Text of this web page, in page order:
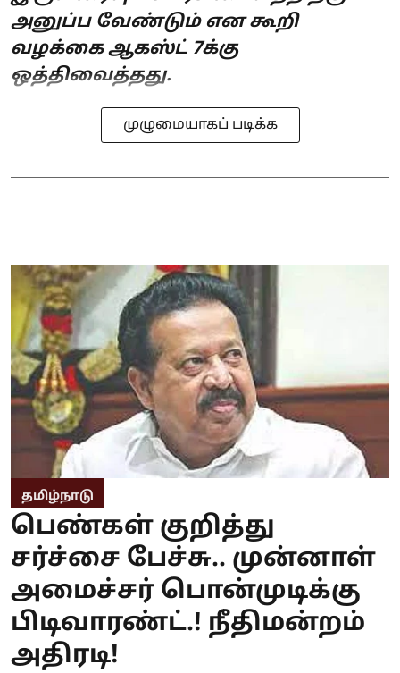
அனுப்ப வேண்டும் என கூறி
வழக்கை ஆகஸ்ட் 7க்கு
ஒத்திவைத்தது.
முழுமையாகப் படிக்க
தமிழ்நாடு
பெண்கள் குறித்து
சர்ச்சை பேச்சு.. முன்னாள்
அமைச்சர் பொன்முடிக்கு
பிடிவாரண்ட்.! நீதிமன்றம்
அதிரடி!